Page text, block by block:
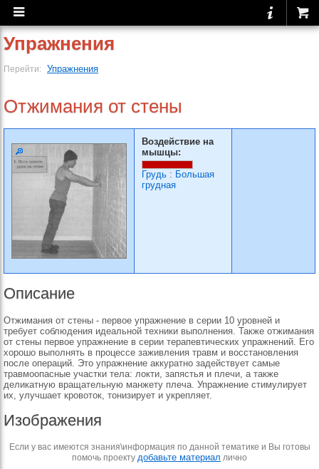
Упражнения
Перейти: Упражнения
Отжимания от стены
Воздействие на
мышцы:
Грудь : Большая
грудная
Описание
Отжимания от стены - первое упражнение в серии 10 уровней и
требует соблюдения идеальной техники выполнения. Также отжимания
от стены первое упражнение в серии терапевтических упражнений. Его
хорошо выполнять в процессе заживления травм и восстановления
после операций. Это упражнение аккуратно задействует самые
травмоопасные участки тела: локти, запястья и плечи, а также
деликатную вращательную манжету плеча. Упражнение стимулирует
их, улучшает кровоток, тонизирует и укрепляет.
Изображения
Если у вас имеются знания\информация по данной тематике и Вы готовы
помочь проекту добавьте материал лично